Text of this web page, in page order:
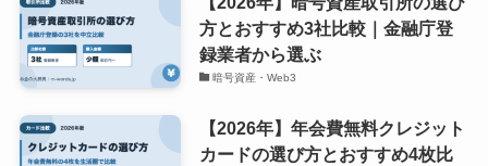
方とおすすめ3社比較｜金融庁登
録業者から選ぶ
暗号資産・Web3
【2026年】年会費無料クレジット
カードの選び方とおすすめ4枚比